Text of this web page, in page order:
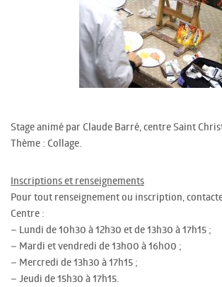
Stage animé par Claude Barré, centre Saint
Thème : Collage.
Inscriptions et renseignements
Pour tout renseignement ou inscription,
Centre :
– Lundi de 10h30 à 12h30 et de 13h30 à 17h15 ;
– Mardi et vendredi de 13h00 à 16h00 ;
– Mercredi de 13h30 à 17h15 ;
– Jeudi de 15h30 à 17h15.